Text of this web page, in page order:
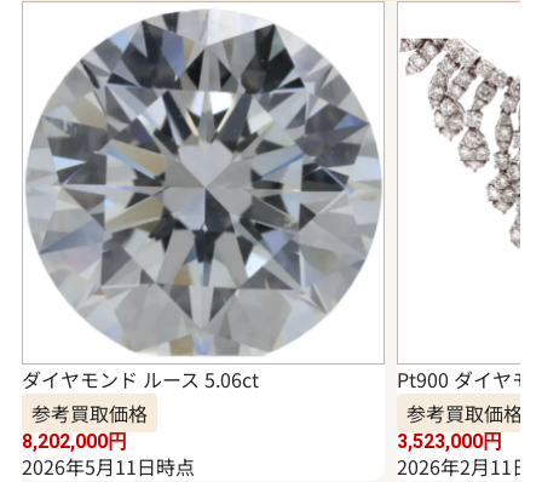
ダイヤモンド ルース 5.06ct
参考買取価格
8,202,000円
2026年5月11日時点
Pt900 ダイヤモ
参考買取価格
3,523,000円
2026年2月11日